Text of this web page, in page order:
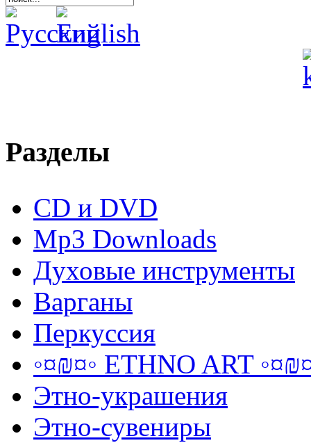
Разделы
CD и DVD
Mp3 Downloads
Духовые инструменты
Варганы
Перкуссия
◦¤₪¤◦ ETHNO ART
Этно-украшения
Этно-сувениры